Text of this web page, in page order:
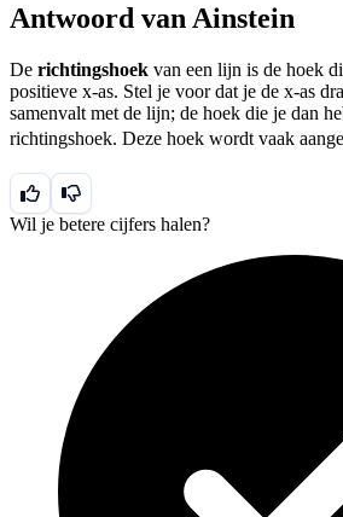
Antwoord van Ainstein
De richtingshoek van een lijn is de hoek
positieve x-as. Stel je voor dat je de x-as
samenvalt met de lijn; de hoek die je dan
richtingshoek. Deze hoek wordt vaak
Wil je betere cijfers halen?